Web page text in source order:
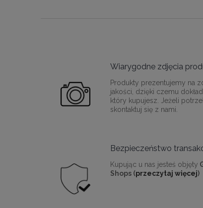
Wiarygodne zdjęcia
Produkty prezentujemy na
jakości, dzięki czemu
który kupujesz. Jeżeli
skontaktuj się z nami.
Bezpieczeństwo
Kupując u nas jesteś objęty
Shops (przeczytaj więcej)